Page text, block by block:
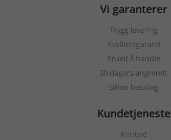
Vi garanterer
Trygg levering
Kvalitetsgaranti
Enkelt å handle
30 dagars angrerett
Sikker betaling
Kundetjeneste
Kontakt